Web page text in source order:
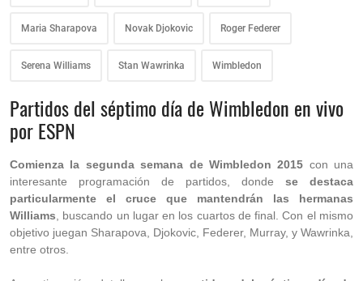
Maria Sharapova Novak Djokovic Roger Federer
Serena Williams Stan Wawrinka Wimbledon
Partidos del séptimo día de Wimbledon en vivo
por ESPN
Comienza la segunda semana de Wimbledon 2015 con una
interesante programación de partidos, donde se destaca
particularmente el cruce que mantendrán las hermanas
Williams , buscando un lugar en los cuartos de final. Con el mismo
objetivo juegan Sharapova, Djokovic, Federer, Murray, y Wawrinka,
entre otros.